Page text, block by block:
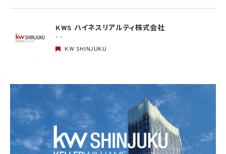
(2) 当該第三者による当該個人情報の取得の経緯
6. 個人情報の安全管理
当社は、個人情報の紛失、破壊、改ざん及び漏洩などのリスクに対して、個人情報の安全
全管理が図られるよう、必要かつ適切な監督を行います。当社の保有個人データに関す
る具体的な安全管理措置の内容は、以下のとおりです。
基本方針の策定
個人データの適正な取扱いの確保のため、「関係法令・ガイドライン等の遵守」、「質問及
び苦情処理の窓口」等についての基本方針として、本プライバシーポリシーを策定
個人データの取扱いに係る規律の整備
KWS ハイネスリアルティ株式会社
- -
KW SHINJUKU